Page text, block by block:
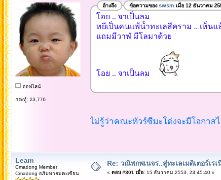
ออฟไลน์
กระทู้: 23,776
อ้างถึง ข้อความของ swsm เมื่อ 12 ธันวาคม
โอย .. จาเป็นลม
หยีเป็นคนแพ้น้ำทะเลสีคราม .. เห็นแ
แถมมีวาฬ มีโลมาด้วย
โอย .. จาเป็นลม
ไม่รู้ว่าคณะทัวร์ซีมะโด่งจะมีโอกาส
Leam
Cmadong Member
Cmadong อภิมหาอมตะเซียน
Re: วณิพกพเนจร..สู่ทะเลเมดิเตอร์เร
« ตอบ #301 เมื่อ:15 ธันวาคม 2553, 23:45:40 »